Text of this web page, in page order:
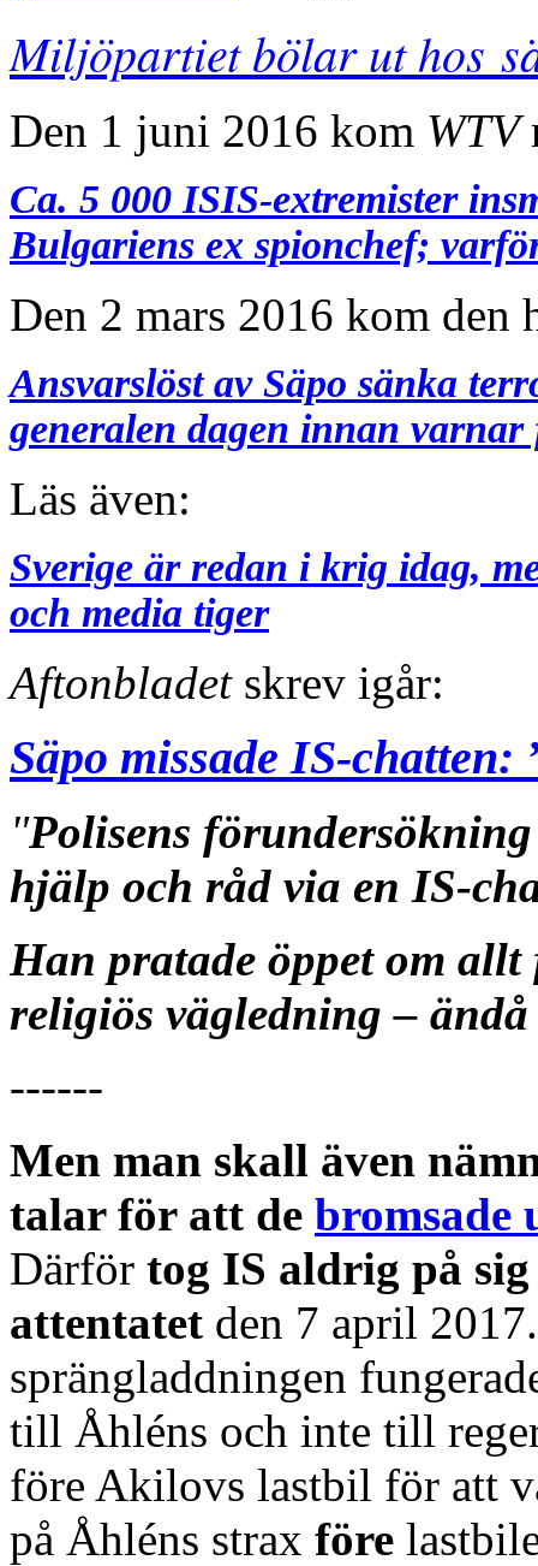
Miljöpartiet bölar ut hos
Den 1 juni 2016 kom WTV
Ca. 5 000 ISIS-extremister
Bulgariens ex spionchef;
Den 2 mars 2016 kom den
Ansvarslöst av Säpo sänka
generalen dagen innan varnar
Läs även:
Sverige är redan i krig idag,
och media tiger
Aftonbladetskrev igår:
Säpo missade IS-
"Polisens
hjälp och råd via en IS-
Han pratade öppet om
religiös vägledning –
------
Men man skall även
talar för att de bromsade
Därför tog IS aldrig på
attentatet den 7 april
sprängladdningen
till Åhléns och inte till
före Akilovs lastbil för att
på Åhléns strax före